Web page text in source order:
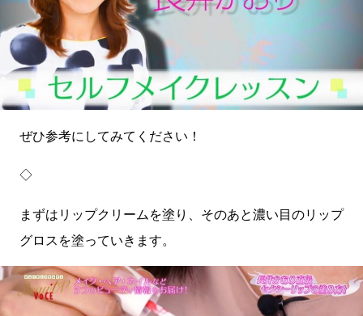
ぜひ参考にしてみてください！
◇
まずはリップクリームを塗り、そのあと濃い目のリップ
グロスを塗っていきます。